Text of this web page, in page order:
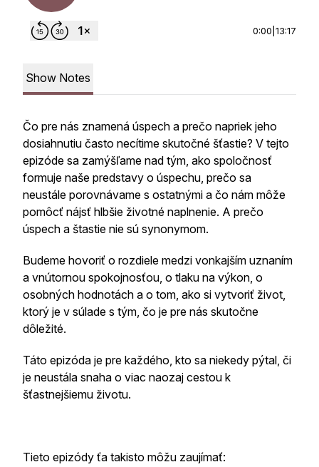
0:00 13:17
Show Notes
Čo pre nás znamená úspech a prečo napriek jeho
dosiahnutiu často necítime skutočné šťastie? V tejto
epizóde sa zamýšľame nad tým, ako spoločnosť
formuje naše predstavy o úspechu, prečo sa
neustále porovnávame s ostatnými a čo nám môže
pomôcť nájsť hlbšie životné naplnenie. A prečo
úspech a štastie nie sú synonymom.
Budeme hovoriť o rozdiele medzi vonkajším uznaním
a vnútornou spokojnosťou, o tlaku na výkon, o
osobných hodnotách a o tom, ako si vytvoriť život,
ktorý je v súlade s tým, čo je pre nás skutočne
dôležité.
Táto epizóda je pre každého, kto sa niekedy pýtal, či
je neustála snaha o viac naozaj cestou k
šťastnejšiemu životu.
Tieto epizódy ťa takisto môžu zaujímať: